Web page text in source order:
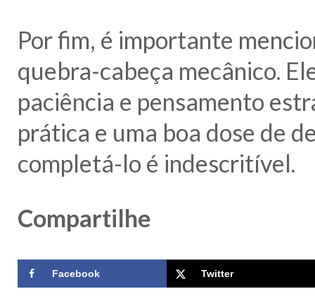
Por fim, é importante
quebra-cabeça mecânico.
paciência e pensamento
prática e uma boa dose de
completá-lo é indescritível.
Compartilhe
Facebook Twitter